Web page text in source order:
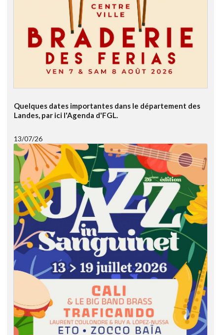
Quelques dates importantes dans le département des
Landes, par ici l'Agenda d'FGL.
13/07/26